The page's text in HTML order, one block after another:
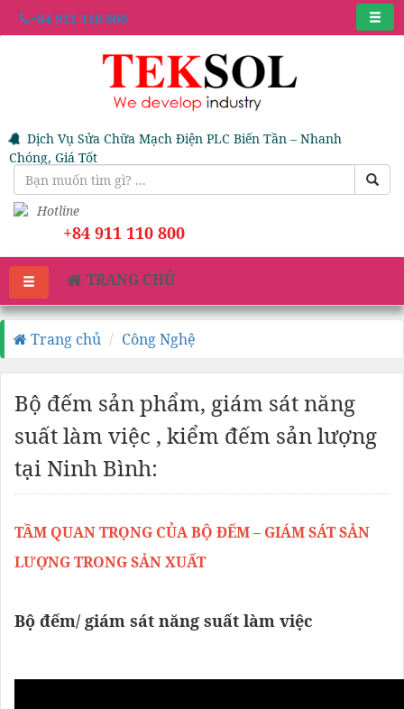
+84 911 110 800
Dịch Vụ Sửa Chữa Mạch Điện PLC Biến Tần – Nhanh
Chóng, Giá Tốt
Hotline
+84 911 110 800
TRANG CHỦ
Trang chủ Công Nghệ
Bộ đếm sản phẩm, giám sát năng
suất làm việc , kiểm đếm sản lượng
tại Ninh Bình:
TẦM QUAN TRỌNG CỦA BỘ ĐẾM – GIÁM SÁT SẢN
LƯỢNG TRONG SẢN XUẤT
Bộ đếm/ giám sát năng suất làm việc